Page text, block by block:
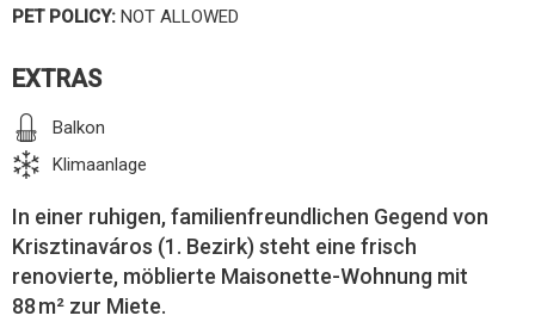
PET POLICY: NOT ALLOWED
EXTRAS
Balkon
Klimaanlage
In einer ruhigen, familienfreundlichen Gegend von
Krisztinaváros (1. Bezirk) steht eine frisch
renovierte, möblierte Maisonette-Wohnung mit
88 m² zur Miete.